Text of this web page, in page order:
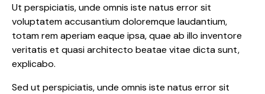
Ut perspiciatis, unde omnis iste natus error sit
voluptatem accusantium doloremque laudantium,
totam rem aperiam eaque ipsa, quae ab illo inventore
veritatis et quasi architecto beatae vitae dicta sunt,
explicabo.
Sed ut perspiciatis, unde omnis iste natus error sit